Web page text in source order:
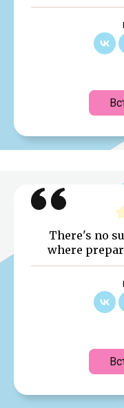
There's no
where